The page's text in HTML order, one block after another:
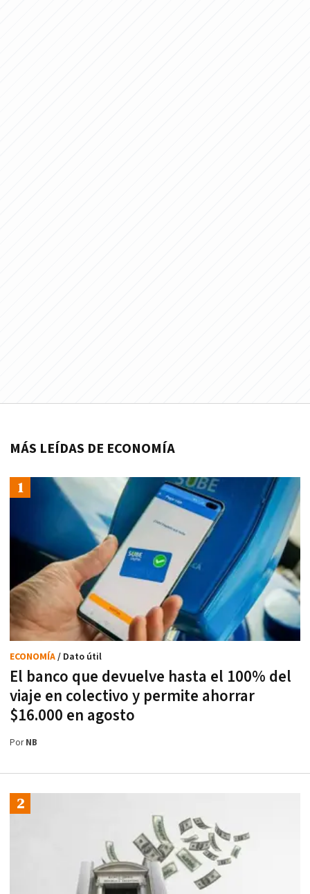
MÁS LEÍDAS DE ECONOMÍA
El banco que devuelve hasta el 100% del
viaje en colectivo y permite ahorrar
$16.000 en agosto
ECONOMÍA/ Dato útil
PorNB